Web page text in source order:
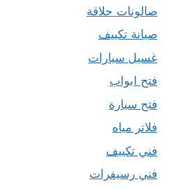
صالونات حلاقة
صيانة تكييف
غسيل سيارات
فتح ابواب
فتح سيارة
فلاتر مياه
فني تكييف
فني رسيفرات